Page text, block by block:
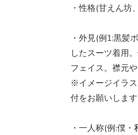
・性格(甘えん坊
・外見(例1:黒髪
したスーツ着用
フェイス。襟元
※イメージイラ
付をお願いします
・一人称(例:僕・